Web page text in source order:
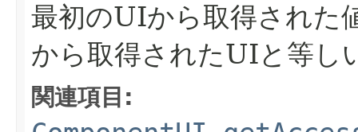
最初のUIから取得された
から取得されたUIと等し
関連項目: